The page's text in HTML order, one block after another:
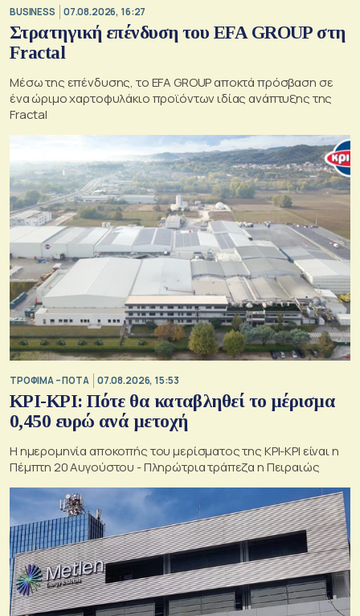
BUSINESS 07.08.2026, 16:27
Στρατηγική επένδυση του EFA GROUP στη
Fractal
Μέσω της επένδυσης, το EFA GROUP αποκτά πρόσβαση σε
ένα ώριμο χαρτοφυλάκιο προϊόντων ιδίας ανάπτυξης της
Fractal
ΤΡΟΦΙΜΑ – ΠΟΤΑ 07.08.2026, 15:53
ΚΡΙ-ΚΡΙ: Πότε θα καταβληθεί το μέρισμα
0,450 ευρώ ανά μετοχή
Η ημερομηνία αποκοπής του μερίσματος της ΚΡΙ-ΚΡΙ είναι η
Πέμπτη 20 Αυγούστου - Πληρώτρια τράπεζα η Πειραιώς